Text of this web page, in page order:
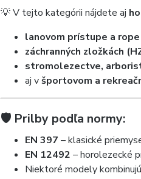
💡 V tejto kategórii nájdete aj
lanovom prístupe a
záchranných zložkách
stromolezectve,
aj všportovom a
🛡️ Prilby podľa normy:
EN 397 – klasické
EN 12492 – horolezecké
Niektoré modely